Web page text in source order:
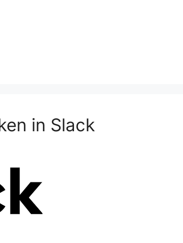
in Slack